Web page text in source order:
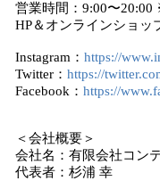
営業時間：9:00〜20:00
HP＆オンラインショッ
Instagram： https://
Twitter： https://
Facebook： https://
＜会社概要＞
会社名：有限会社コン
代表者：杉浦 幸